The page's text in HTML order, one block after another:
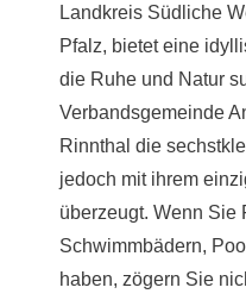
Landkreis Südliche
Pfalz, bietet eine
die Ruhe und Natur
Verbandsgemeinde
Rinnthal die
jedoch mit ihrem
überzeugt. Wenn Sie
Schwimmbädern,
haben, zögern Sie